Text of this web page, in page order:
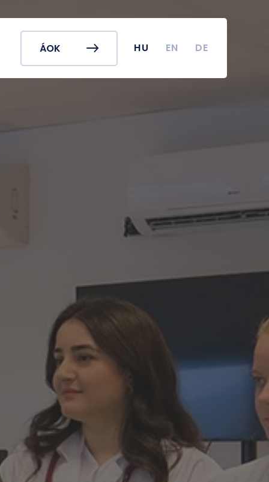
ÁOK HU EN DE
Tanulmányi naptár